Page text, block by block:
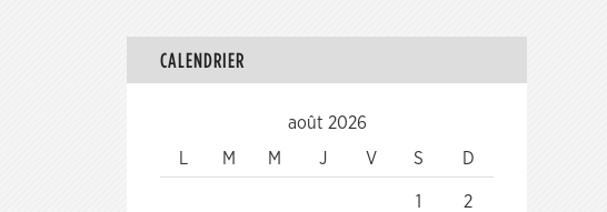
CALENDRIER
août 2026
M M J V S D
1 2